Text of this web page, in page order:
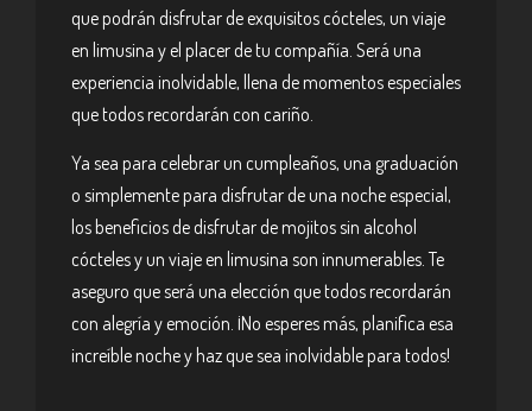
que podrán disfrutar de exquisitos cócteles, un viaje
en limusina y el placer de tu compañía. Será una
experiencia inolvidable, llena de momentos especiales
que todos recordarán con cariño.
Ya sea para celebrar un cumpleaños, una graduación
o simplemente para disfrutar de una noche especial,
los beneficios de disfrutar de mojitos sin alcohol
cócteles y un viaje en limusina son innumerables. Te
aseguro que será una elección que todos recordarán
con alegría y emoción. ¡No esperes más, planifica esa
increíble noche y haz que sea inolvidable para todos!